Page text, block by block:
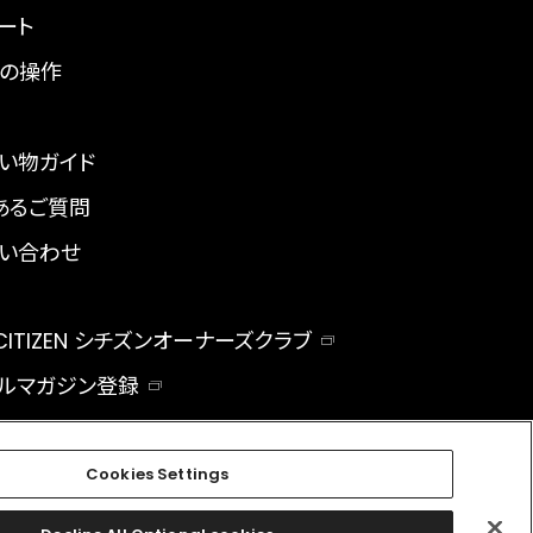
ト
操作
物ガイド
るご質問
合わせ
シチズンオーナーズクラブ
マガジン登録
facebookinstagramtwitter
Cookies Settings